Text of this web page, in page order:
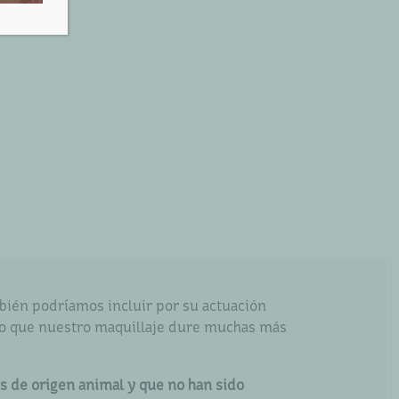
podríamos incluir por su actuación
que nuestro maquillaje dure muchas más
origen animal y que no han sido